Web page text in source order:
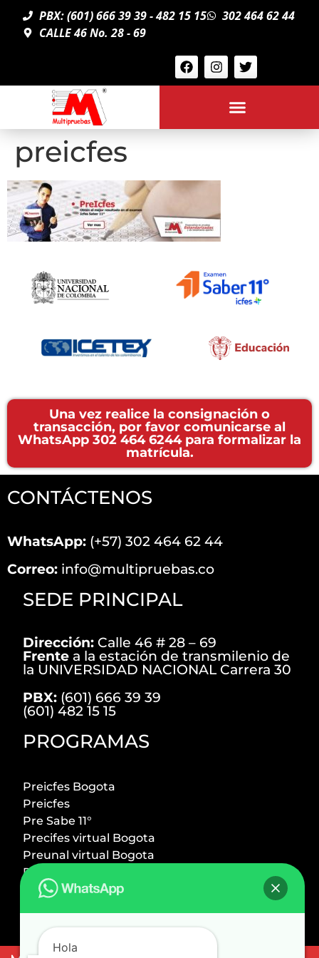
PBX: (601) 666 39 39 - 482 15 15
302 464 62 44
CALLE 46 No. 28 - 69
preicfes
Una vez realice la consignación o
transacción, por favor comunicarse al
WhatsApp 302 464 6244 para formalizar la
matrícula.
CONTÁCTENOS
WhatsApp: (+57) 302 464 62 44
Correo: info@multipruebas.co
SEDE PRINCIPAL
Dirección: Calle 46 # 28 – 69
Frente a la estación de transmilenio de
la UNIVERSIDAD NACIONAL Carrera 30
PBX: (601) 666 39 39
(601) 482 15 15
PROGRAMAS
Preicfes Bogota
Preicfes
Pre Sabe 11°
Precifes virtual Bogota
Preunal virtual Bogota
Preicfes + Preuniversitario
Preuniversitario Bogota
Hola